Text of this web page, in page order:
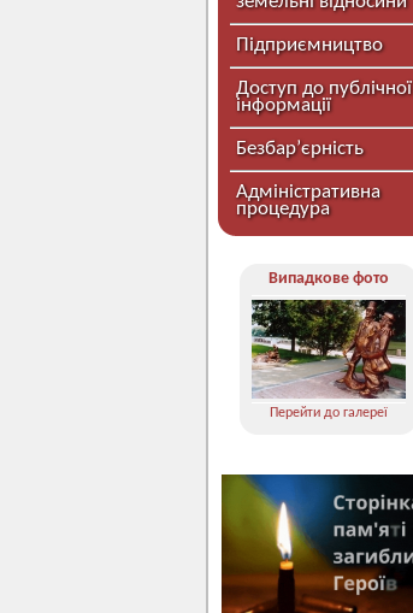
Підприємництво
Доступ до публічної
інформації
Безбар’єрність
Адміністративна
процедура
Випадкове фото
Перейти до галереї